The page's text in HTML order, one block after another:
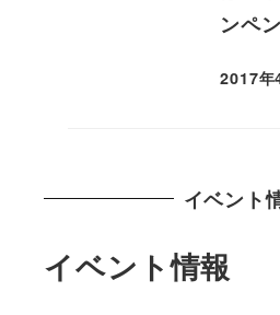
ンペ
投稿日
2017年
イベント
イベント情報